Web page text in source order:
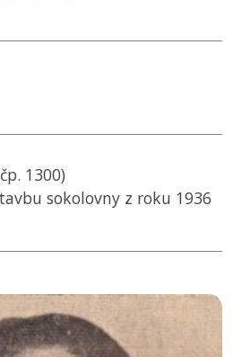
1300)
sokolovny z roku 1936